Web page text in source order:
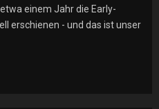
einem Jahr die Early-
erschienen - und das ist unser